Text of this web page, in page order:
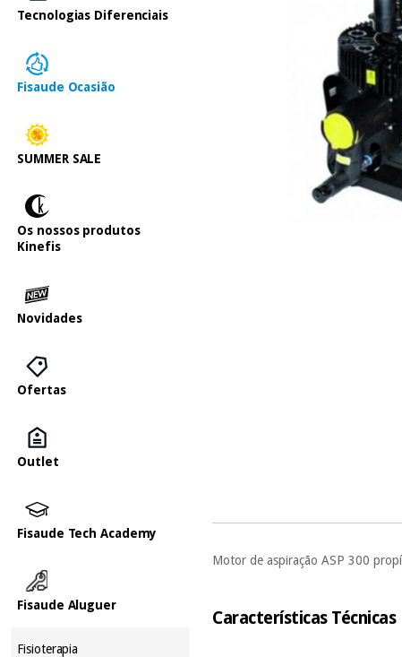
Tecnologias Diferenciais
Fisaude Ocasião
SUMMER SALE
Os nossos produtos
Kinefis
Novidades
Ofertas
Outlet
Fisaude Tech Academy
Fisaude Aluguer
Fisioterapia
Motor de aspiração ASP 300
Características Técnicas